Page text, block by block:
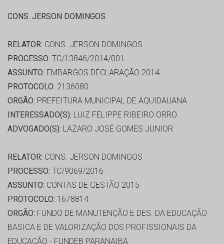
CONS. JERSON DOMINGOS
RELATOR: CONS. JERSON DOMINGOS
PROCESSO: TC/13846/2014/001
ASSUNTO: EMBARGOS DECLARAÇÃO 2014
PROTOCOLO: 2136080
ORGÃO: PREFEITURA MUNICIPAL DE AQUIDAUANA
INTERESSADO(S): LUIZ FELIPPE RIBEIRO ORRO
ADVOGADO(S): LAZARO JOSÉ GOMES JUNIOR
RELATOR: CONS. JERSON DOMINGOS
PROCESSO: TC/9069/2016
ASSUNTO: CONTAS DE GESTÃO 2015
PROTOCOLO: 1678814
ORGÃO: FUNDO DE MANUTENÇÃO E DES. DA EDUCAÇÃO
BASICA E DE VALORIZAÇÃO DOS PROFISSIONAIS DA
EDUCAÇÃO - FUNDEB PARANAIBA